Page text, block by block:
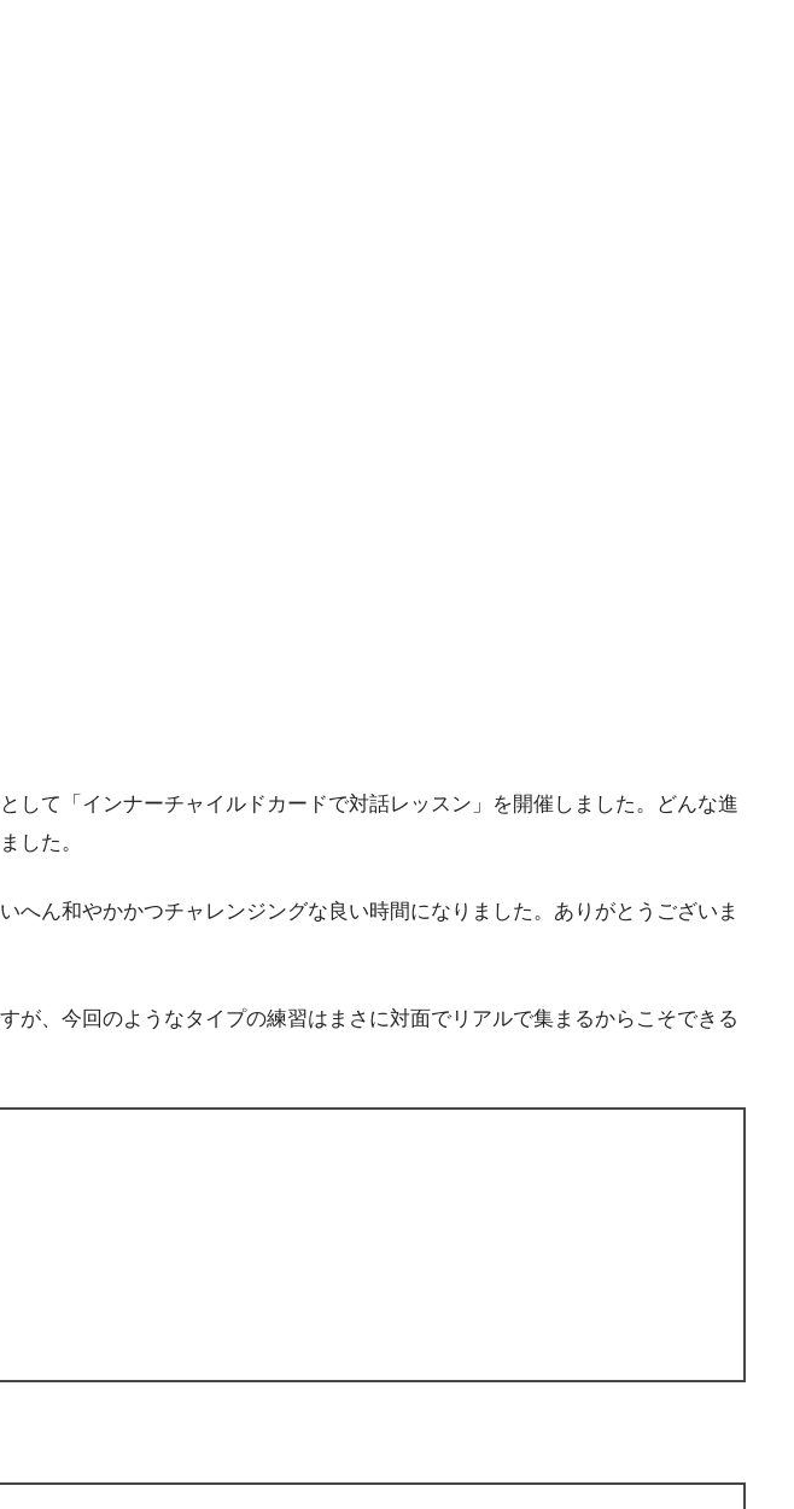
て「インナーチャイルドカードで対話レッスン」を開催しました。どんな進
した。
ん和やかかつチャレンジングな良い時間になりました。ありがとうございま
、今回のようなタイプの練習はまさに対面でリアルで集まるからこそできる